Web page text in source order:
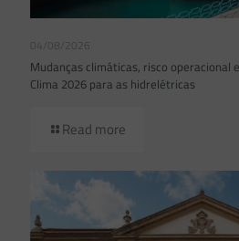
04/08/2026
Mudanças climáticas, risco operacional
Clima 2026 para as hidrelétricas
Read more